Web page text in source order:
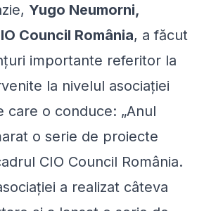
Yugo Neumorni,
Council România, a făcut
importante referitor la
la nivelul asociației
care o conduce: „Anul
o serie de proiecte
CIO Council România.
a realizat câteva